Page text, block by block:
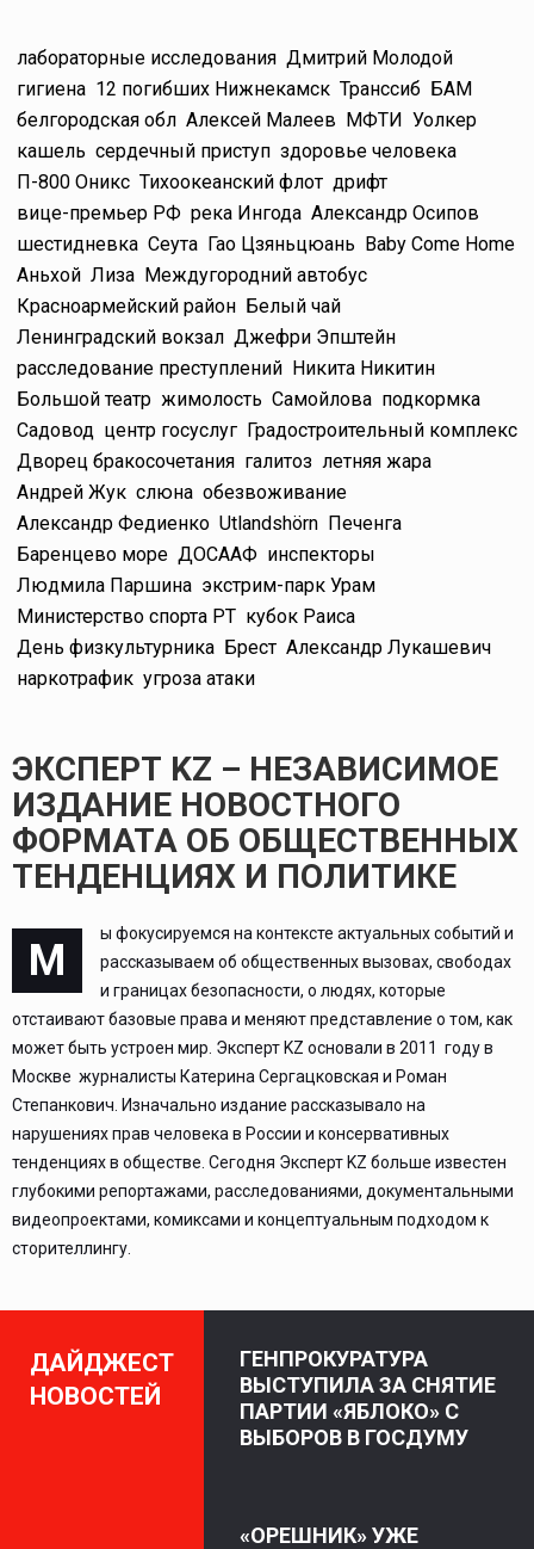
лабораторные исследования Дмитрий Молодой
гигиена 12 погибших Нижнекамск Транссиб БАМ
белгородская обл Алексей Малеев МФТИ Уолкер
кашель сердечный приступ здоровье человека
П-800 Оникс Тихоокеанский флот дрифт
вице-премьер РФ река Ингода Александр Осипов
шестидневка Сеута Гао Цзяньцюань Baby Come Home
Аньхой Лиза Междугородний автобус
Красноармейский район Белый чай
Ленинградский вокзал Джефри Эпштейн
расследование преступлений Никита Никитин
Большой театр жимолость Самойлова подкормка
Садовод центр госуслуг Градостроительный комплекс
Дворец бракосочетания галитоз летняя жара
Андрей Жук слюна обезвоживание
Александр Федиенко Utlandshörn Печенга
Баренцево море ДОСААФ инспекторы
Людмила Паршина экстрим-парк Урам
Министерство спорта РТ кубок Раиса
День физкультурника Брест Александр Лукашевич
наркотрафик угроза атаки
ЭКСПЕРТ KZ – НЕЗАВИСИМОЕ
ИЗДАНИЕ НОВОСТНОГО
ФОРМАТА ОБ ОБЩЕСТВЕННЫХ
ТЕНДЕНЦИЯХ И ПОЛИТИКЕ
М
ы фокусируемся на контексте актуальных событий и
рассказываем об общественных вызовах, свободах
и границах безопасности, о людях, которые
отстаивают базовые права и меняют представление о том, как
может быть устроен мир. Эксперт KZ основали в 2011 году в
Москве журналисты Катерина Сергацковская и Роман
Степанкович. Изначально издание рассказывало на
нарушениях прав человека в России и консервативных
тенденциях в обществе. Сегодня Эксперт KZ больше известен
глубокими репортажами, расследованиями, документальными
видеопроектами, комиксами и концептуальным подходом к
сторителлингу.
ДАЙДЖЕСТ
НОВОСТЕЙ
ГЕНПРОКУРАТУРА
ВЫСТУПИЛА ЗА СНЯТИЕ
ПАРТИИ «ЯБЛОКО» С
ВЫБОРОВ В ГОСДУМУ
«ОРЕШНИК» УЖЕ